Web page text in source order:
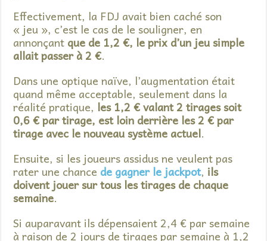
Effectivement, la FDJ avait bien caché son
« jeu », c’est le cas de le souligner, en
annonçant que de 1,2 €, le prix d’un jeu simple
allait passer à 2 €.
Dans une optique naïve, l’augmentation était
quand même acceptable, seulement dans la
réalité pratique, les 1,2 € valant 2 tirages soit
0,6 € par tirage, est loin derrière les 2 € par
tirage avec le nouveau système actuel.
Ensuite, si les joueurs assidus ne veulent pas
rater une chance de gagner le jackpot, ils
doivent jouer sur tous les tirages de chaque
semaine.
Si auparavant ils dépensaient 2,4 € par semaine
à raison de 2 jours de tirages par semaine à 1,2